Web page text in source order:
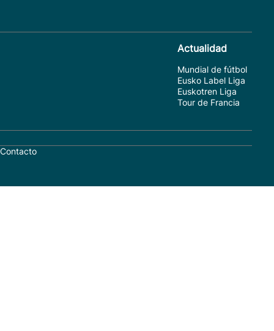
Actualidad
Mundial de fútbol
Eusko Label Liga
Euskotren Liga
Tour de Francia
Contacto